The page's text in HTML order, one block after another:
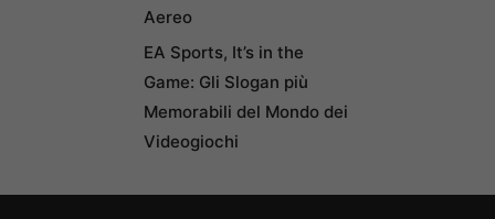
Aereo
EA Sports, It’s in the
Game: Gli Slogan più
Memorabili del Mondo dei
Videogiochi